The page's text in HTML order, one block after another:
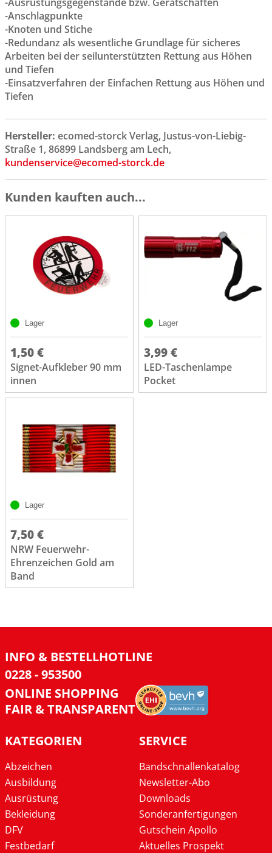
-Anschlagpunkte
-Knoten und Stiche
-Redundanz als wesentliche Grundlage für sicheres
Arbeiten bei der seilunterstützten Rettung aus Höhen
und Tiefen
-Einsatzverfahren der Einfachen Rettung aus Höhen und
Tiefen
Hersteller: ecomed-storck Verlag, Justus-von-Liebig-
Straße 1, 86899 Landsberg am Lech,
kundenservice@ecomed-storck.de
Kunden kauften auch...
Lager
1,50 €
Signet-Aufkleber 90 mm
innen
Lager
3,99 €
LED-Taschenlampe
Pocket
Lager
7,50 €
NRW Feuerwehr-
Ehrenzeichen Gold am
Band
INFO & BESTELLHOTLINE
0228 - 953500
ONLINE SHOPPING
FAIR & TRANSPARENT
KATEGORIEN
Abzeichen
Ausbildung
Ausrüstung
Bekleidung
DFV
Festbedarf
SERVICE
Bandschnallenkatalog
Newsletter-Abo
Downloads
Sonderanfertigungen
Gutschein Apollo
Aktuelles Prospekt